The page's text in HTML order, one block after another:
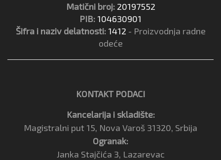
Matični broj: 20197552
PIB: 104630901
Šifra i naziv delatnosti: 1412 - Proizvodnja radne
odeće
KONTAKT PODACI
Kancelarija i skladište:
Magistralni put 15, Nova Varoš 31320, Srbija
Ogranak:
Janka Stajčića 3, Lazarevac